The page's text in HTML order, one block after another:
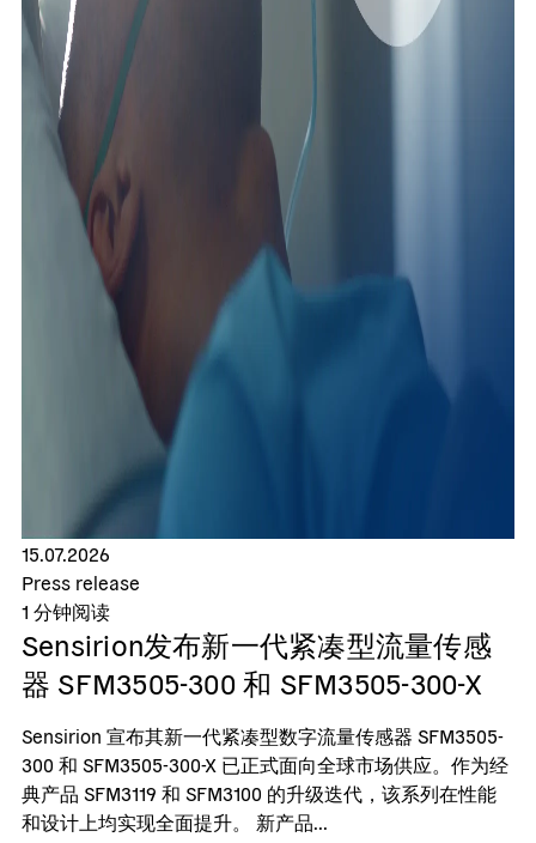
15.07.2026
Press release
1 分钟阅读
Sensirion发布新一代紧凑型流量传感
器 SFM3505-300 和 SFM3505-300-X
Sensirion 宣布其新一代紧凑型数字流量传感器 SFM3505-
300 和 SFM3505-300-X 已正式面向全球市场供应。作为经
典产品 SFM3119 和 SFM3100 的升级迭代，该系列在性能
和设计上均实现全面提升。 新产品...